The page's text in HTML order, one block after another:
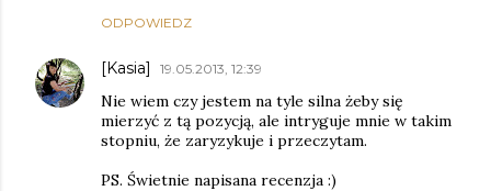
ODPOWIEDZ
[Kasia] 19.05.2013, 12:39
Nie wiem czy jestem na tyle silna żeby się
mierzyć z tą pozycją, ale intryguje mnie w takim
stopniu, że zaryzykuje i przeczytam.
PS. Świetnie napisana recenzja :)